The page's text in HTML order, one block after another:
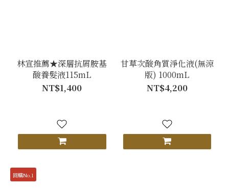
林宣推薦★深層抗屑胺基
酸養髮液115mL
NT$1,400
甘草次酸角質淨化液(無涼
版) 1000mL
NT$4,200
回購No.1